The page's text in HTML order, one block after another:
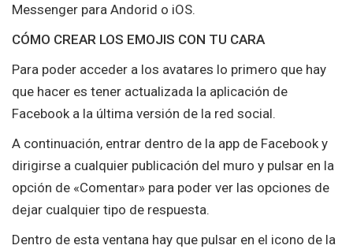
Messenger para Andorid o iOS.
CÓMO CREAR LOS EMOJIS CON TU CARA
Para poder acceder a los avatares lo primero que hay
que hacer es tener actualizada la aplicación de
Facebook a la última versión de la red social.
A continuación, entrar dentro de la app de Facebook y
dirigirse a cualquier publicación del muro y pulsar en la
opción de «Comentar» para poder ver las opciones de
dejar cualquier tipo de respuesta.
Dentro de esta ventana hay que pulsar en el icono de la